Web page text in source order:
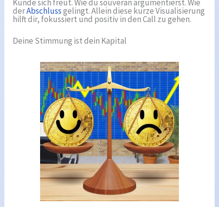
Kunde sich freut. Wie du souverän argumentierst. Wie
derAbschlussgelingt. Allein diese kurze Visualisierung
hilft dir, fokussiert und positiv in den Call zu gehen.
Deine Stimmung ist dein Kapital